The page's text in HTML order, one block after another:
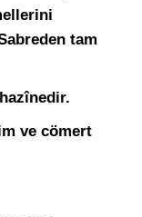
tam
ve cömert